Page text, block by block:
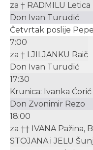
za † RADMILU Letica
Don Ivan Turudić
Četvrtak poslije
7:00
za † LJILJANKU Raič
Don Ivan Turudić
17:30
Krunica: Ivanka
Don Zvonimir Rezo
18:00
za †† IVANA Pažina,
STOJANA i JELU